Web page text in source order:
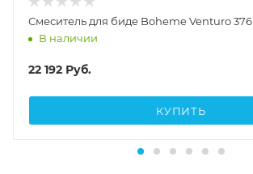
Смеситель для биде Boheme Venturo 376
В наличии
22 192 Руб.
КУПИТЬ